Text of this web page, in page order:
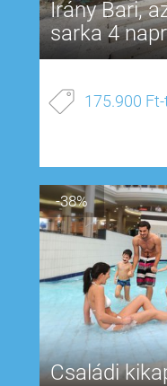
Irány Bari,
sarka 4
175.900 Ft-
-38%
Családi